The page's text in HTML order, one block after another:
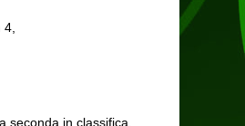
4,
seconda in classifica,